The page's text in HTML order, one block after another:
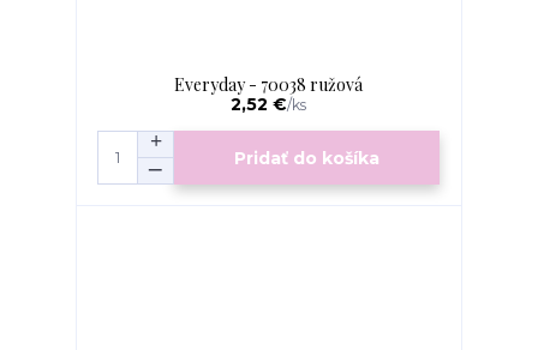
Everyday - 70038 ružová
2,52 €/ks
Pridať do košíka